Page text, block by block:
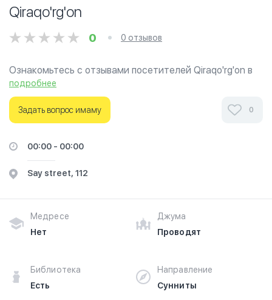
Qiraqo'rg'on
0 0 отзывов
Ознакомьтесь с отзывами посетителей Qiraqo'rg'on в
г.Андижан на фотографиях и узнайте о часах работы.
Ваше духовное путешествие начинается здесь.
подробнее
Задать вопрос имаму 0
00:00 - 00:00
Say street, 112
Медресе
Нет
Джума
Проводят
Библиотека
Есть
Направление
Сунниты